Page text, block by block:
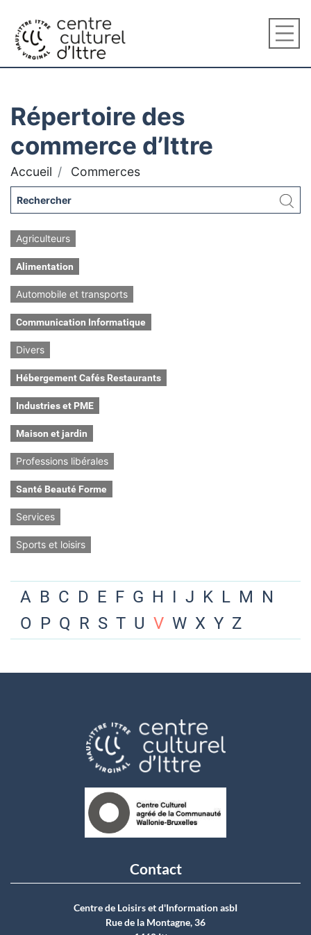
Répertoire des
commerce d’Ittre
Accueil Commerces
Agriculteurs
Alimentation
Automobile et transports
Communication Informatique
Divers
Hébergement Cafés Restaurants
Industries et PME
Maison et jardin
Professions libérales
Santé Beauté Forme
Services
Sports et loisirs
A B C D E F G H I J K L M N
O P Q R S T U V W X Y Z
Contact
Centre de Loisirs et d'Information asbI
Rue de la Montagne, 36